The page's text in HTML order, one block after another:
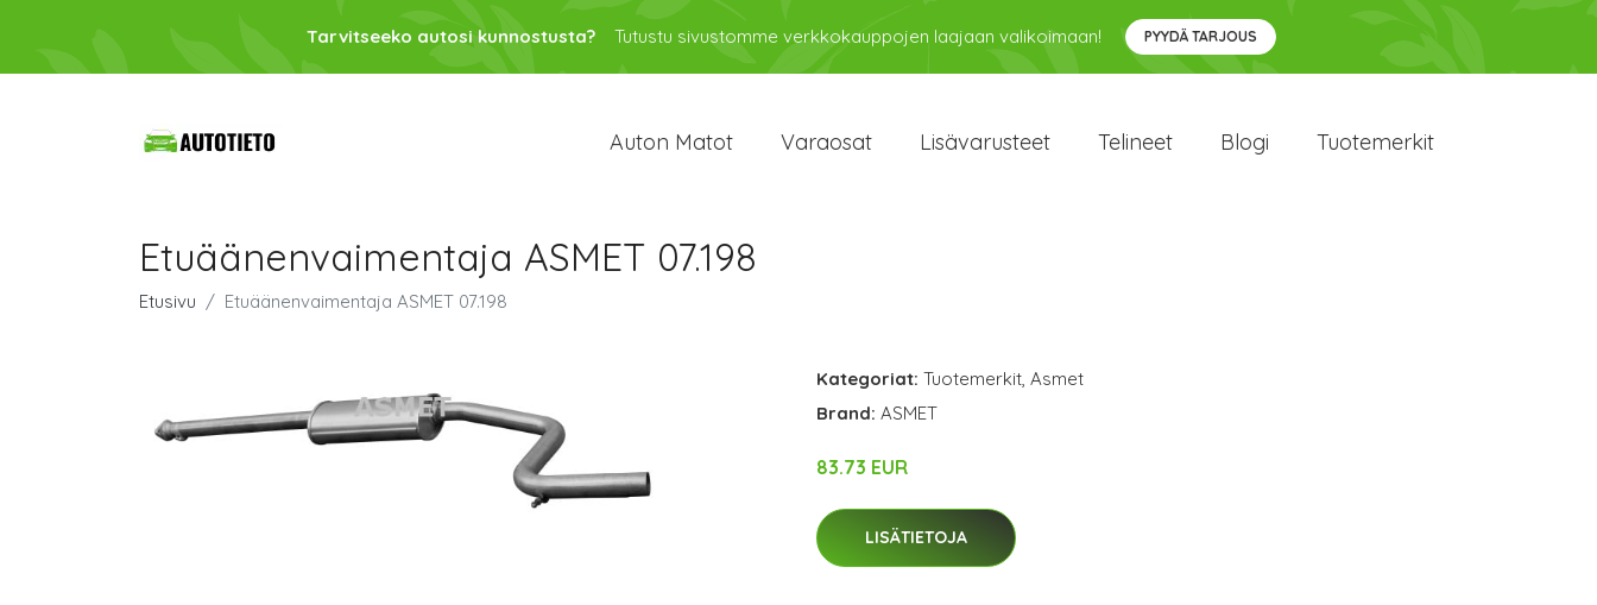
Tarvitseeko autosi kunnostusta? Tutustu sivustomme verkkokauppojen laajaan valikoimaan! PYYDÄ TARJOUS
Auton Matot Varaosat Lisävarusteet Telineet Blogi Tuotemerkit
Etuäänenvaimentaja ASMET 07.198
Etusivu Etuäänenvaimentaja ASMET 07.198
Kategoriat: Tuotemerkit, Asmet
Brand: ASMET
83.73 EUR
LISÄTIETOJA